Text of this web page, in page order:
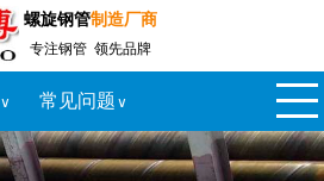
螺旋钢管制造厂商
专注钢管 领先品牌
∨ 常见问题 ∨